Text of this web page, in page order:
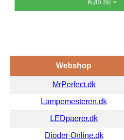
Webshop
MrPerfect.dk
Lampemesteren.dk
LEDpaerer.dk
Dioder-Online.dk